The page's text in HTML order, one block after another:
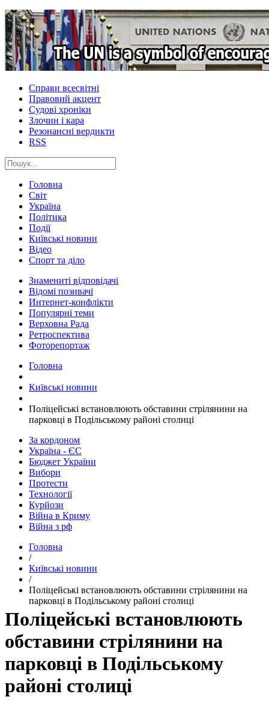
Справи всесвітні
Правовий акцент
Судові хроніки
Злочин і кара
Резонансні вердикти
RSS
Головна
Світ
Україна
Політика
Події
Київські новини
Відео
Спорт та діло
Знамениті відповідачі
Відомі позивачі
Интернет-конфлікти
Популярні теми
Верховна Рада
Ретроспектива
Фоторепортаж
Головна
Київські новини
​Поліцейські встановлюють обставини стрілянини на
парковці в Подільському районі столиці
За кордоном
Україна - ЄС
Бюджет України
Вибори
Протести
Технології
Курйози
Війна в Криму
Війна з рф
Головна
/
Київські новини
/
​Поліцейські встановлюють обставини стрілянини на
парковці в Подільському районі столиці
​Поліцейські встановлюють
обставини стрілянини на
парковці в Подільському
районі столиці